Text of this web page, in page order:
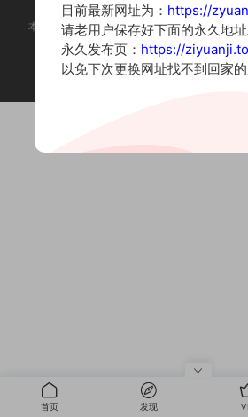
本站为摄影写真图片网站，内容来自网络收集
如有违法内容请联系删
Copyright © 2022 资源
首页 发现
目前最新网址为： https://
请老用户保存好下面的永久地
永久发布页： https://
以免下次更换网址找不到回家的